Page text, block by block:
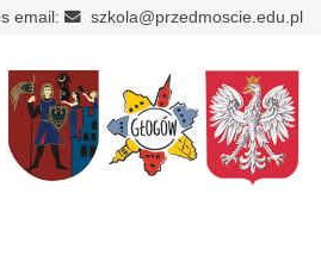
email: szkola@przedmoscie.edu.pl